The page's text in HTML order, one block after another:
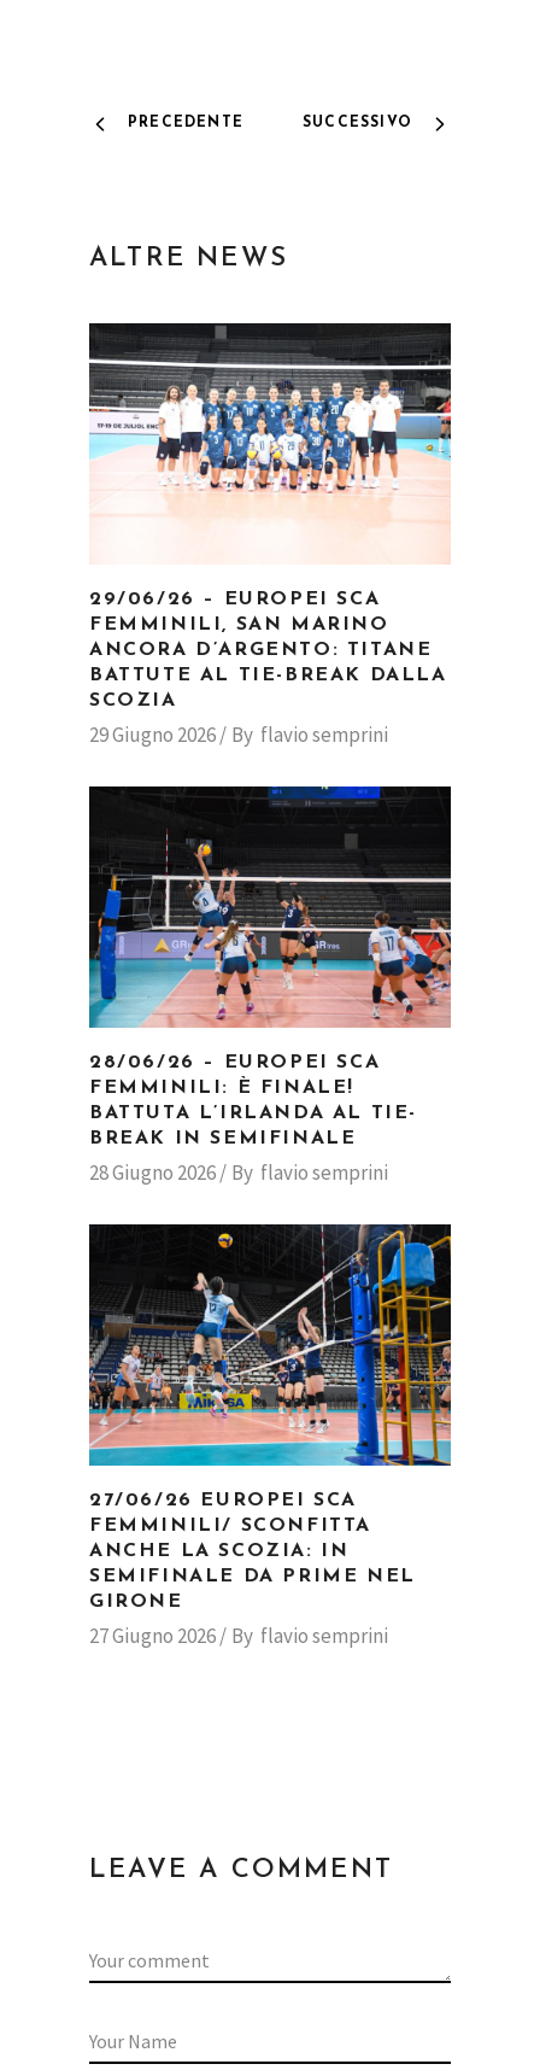
PRECEDENTE SUCCESSIVO
ALTRE NEWS
29/06/26 – EUROPEI SCA
FEMMINILI, SAN MARINO
ANCORA D’ARGENTO: TITANE
BATTUTE AL TIE-BREAK DALLA
SCOZIA
29 Giugno 2026 By flavio semprini
28/06/26 – EUROPEI SCA
FEMMINILI: È FINALE!
BATTUTA L’IRLANDA AL TIE-
BREAK IN SEMIFINALE
28 Giugno 2026 By flavio semprini
27/06/26 EUROPEI SCA
FEMMINILI/ SCONFITTA
ANCHE LA SCOZIA: IN
SEMIFINALE DA PRIME NEL
GIRONE
27 Giugno 2026 By flavio semprini
LEAVE A COMMENT